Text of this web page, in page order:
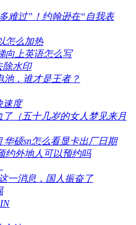
难过”！约翰逊在“自我表
怎么加热
向上英语怎么写
除水印
池，谁才是王者？
速度
（五十几岁的女人梦见来月
华硕sn怎么看显卡出厂日期
约外地人可以预约吗
一消息，国人振奋了